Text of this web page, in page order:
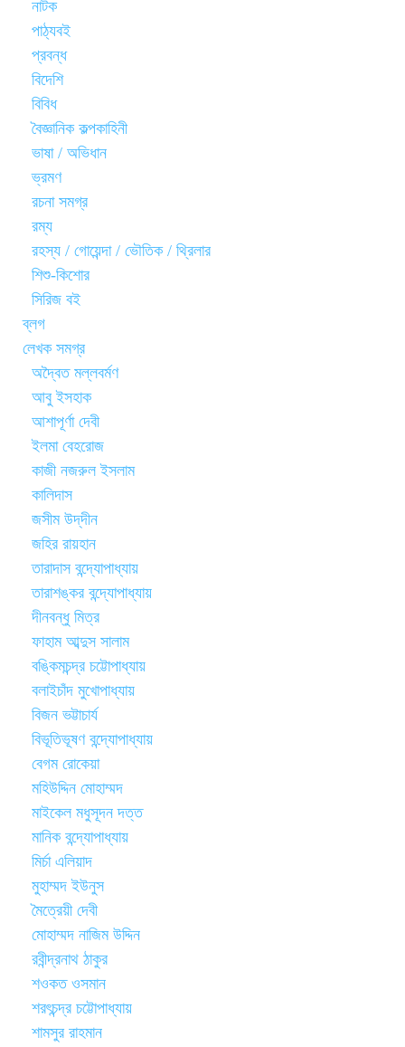
নাটক
পাঠ্যবই
প্রবন্ধ
বিদেশি
বিবিধ
বৈজ্ঞানিক কল্পকাহিনী
ভাষা / অভিধান
ভ্রমণ
রচনা সমগ্র
রম্য
রহস্য / গোয়েন্দা / ভৌতিক / থ্রিলার
শিশু-কিশোর
সিরিজ বই
ব্লগ
লেখক সমগ্র
অদ্বৈত মল্লবর্মণ
আবু ইসহাক
আশাপূর্ণা দেবী
ইলমা বেহরোজ
কাজী নজরুল ইসলাম
কালিদাস
জসীম উদ্‌দীন
জহির রায়হান
তারাদাস বন্দ্যোপাধ্যায়
তারাশঙ্কর বন্দ্যোপাধ্যায়
দীনবন্ধু মিত্র
ফাহাম আব্দুস সালাম
বঙ্কিমচন্দ্র চট্টোপাধ্যায়
বলাইচাঁদ মুখোপাধ্যায়
বিজন ভট্টাচার্য
বিভূতিভূষণ বন্দ্যোপাধ্যায়
বেগম রোকেয়া
মহিউদ্দিন মোহাম্মদ
মাইকেল মধুসূদন দত্ত
মানিক বন্দ্যোপাধ্যায়
মির্চা এলিয়াদ
মুহাম্মদ ইউনুস
মৈত্রেয়ী দেবী
মোহাম্মদ নাজিম উদ্দিন
রবীন্দ্রনাথ ঠাকুর
শওকত ওসমান
শরৎচন্দ্র চট্টোপাধ্যায়
শামসুর রাহমান